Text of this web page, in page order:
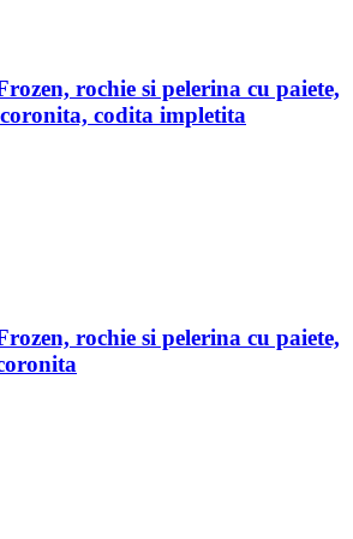
rochie si pelerina cu paiete,
codita impletita
rochie si pelerina cu paiete,